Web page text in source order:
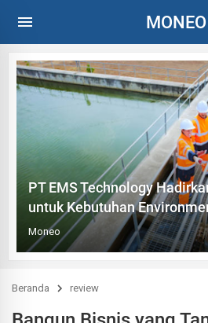
MONEO
PT EMS Technology
untuk Kebutuhan
Moneo
Beranda review